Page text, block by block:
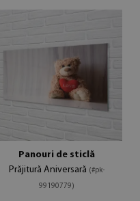
Panouri de sticlă
Prăjitură Aniversară (#pk-
99190779)